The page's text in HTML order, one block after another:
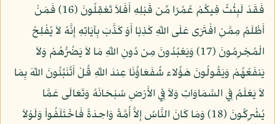
فَقَدْ لَبِثْتُ فِيكُمْ عُمُرًا مِّن قَبْلِهِ أَفَلاَ تَعْقِلُونَ (16) فَمَنْ
أَظْلَمُ مِمَّنِ افْتَرَى عَلَى اللّهِ كَذِبًا أَوْ كَذَّبَ بِآيَاتِهِ إِنَّهُ لاَ يُفْلِحُ
الْمُجْرِمُونَ (17) وَيَعْبُدُونَ مِن دُونِ اللّهِ مَا لاَ يَضُرُّهُمْ وَلاَ
يَنفَعُهُمْ وَيَقُولُونَ هَؤُلاء شُفَعَاؤُنَا عِندَ اللّهِ قُلْ أَتُنَبِّئُونَ اللّهَ بِمَا
لاَ يَعْلَمُ فِي السَّمَاوَاتِ وَلاَ فِي الأَرْضِ سُبْحَانَهُ وَتَعَالَى عَمَّا
يُشْرِكُونَ (18) وَمَا كَانَ النَّاسُ إِلاَّ أُمَّةً وَاحِدَةً فَاخْتَلَفُواْ وَلَوْلاَ